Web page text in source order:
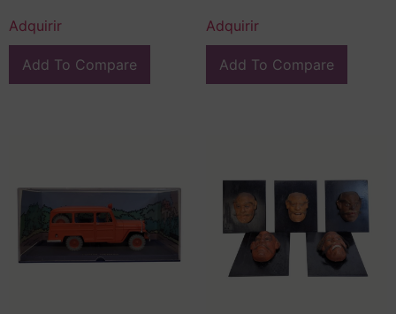
Adquirir
Add To Compare
Adquirir
Add To Compare